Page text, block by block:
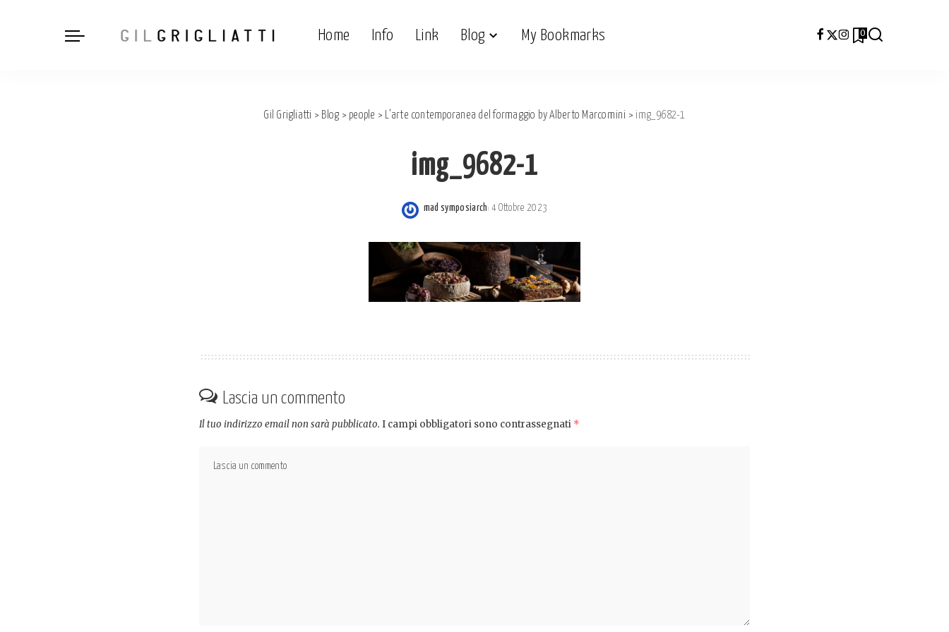
Home Info Link Blog My Bookmarks 0
Gil Grigliatti > Blog > people > L’arte contemporanea del formaggio by Alberto Marcomini > img_9682-1
img_9682-1
Posted
mad symposiarch 4 Ottobre 2023
Lascia un commento
Il tuo indirizzo email non sarà pubblicato. I campi obbligatori sono contrassegnati *